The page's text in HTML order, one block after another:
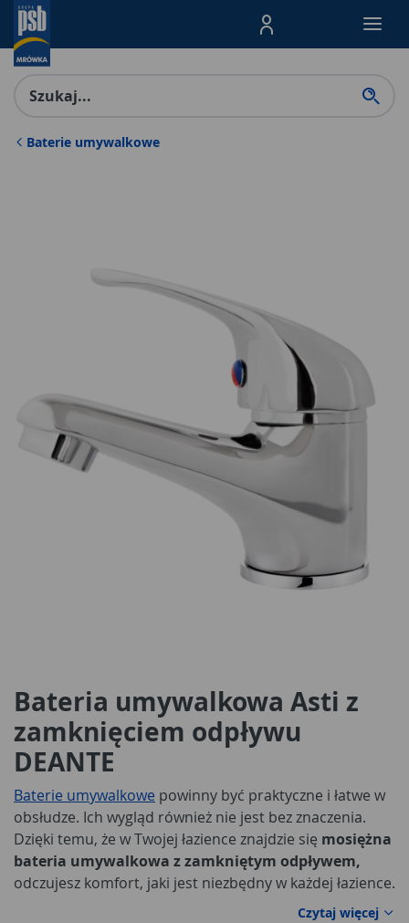
Menu Produktów,
Baterie umywalkowe
Bateria umywalkowa Asti z
zamknięciem odpływu
DEANTE
Baterie umywalkowe powinny być praktyczne i łatwe w
obsłudze. Ich wygląd również nie jest bez znaczenia.
Dzięki temu, że w Twojej łazience znajdzie się mosiężna
bateria umywalkowa z zamkniętym odpływem,
odczujesz komfort, jaki jest niezbędny w każdej łazience.
Mycie rąk stanie się od razu dużo bardziej przyjemne.
Czytaj więcej